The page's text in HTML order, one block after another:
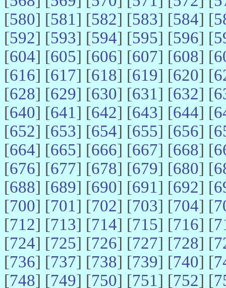
[580] [581] [582] [583] [584] [
[592] [593] [594] [595] [596] [
[604] [605] [606] [607] [608] [
[616] [617] [618] [619] [620] [
[628] [629] [630] [631] [632] [
[640] [641] [642] [643] [644] [
[652] [653] [654] [655] [656] [
[664] [665] [666] [667] [668] [
[676] [677] [678] [679] [680] [
[688] [689] [690] [691] [692] [
[700] [701] [702] [703] [704] [
[712] [713] [714] [715] [716] [
[724] [725] [726] [727] [728] [
[736] [737] [738] [739] [740] [
[748] [749] [750] [751] [752] [